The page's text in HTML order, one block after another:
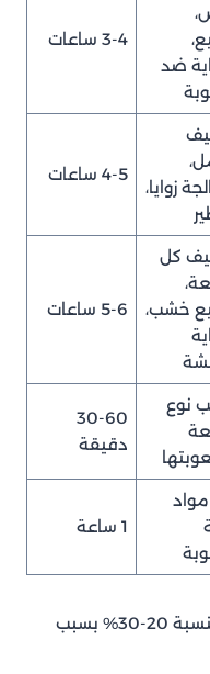
ضد
3-4 ساعات
زوايا،
4-5 ساعات
كل
خشب،
5-6 ساعات
نوع
30-60
دقيقة
1 ساعة
*(ملاحظة: أسعار الكنب الجلد أعلى بنسبة 20-30% بسبب